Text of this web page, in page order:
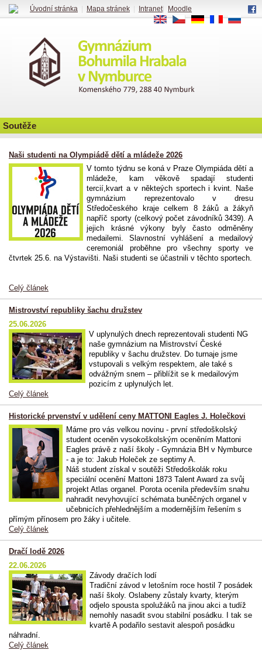
Soutěže
Naši studenti na Olympiádě dětí a mládeže 2026
V tomto týdnu se koná v Praze Olympiáda dětí a
mládeže, kam věkově spadají studenti
tercií,kvart a v někteých sportech i kvint. Naše
gymnázium reprezentovalo v dresu
Středočeského kraje celkem 8 žáků a žákyň
napříč sporty (celkový počet závodníků 3439). A
jejich krásné výkony byly často odměněny
medailemi. Slavnostní vyhlášení a medailový
ceremoniál proběhne pro všechny sporty ve
čtvrtek 25.6. na Výstavišti. Naši studenti se účastnili v těchto sportech.
Celý článek
Mistrovství republiky šachu družstev
25.06.2026
V uplynulých dnech reprezentovali studenti NG
naše gymnázium na Mistrovství České
republiky v šachu družstev. Do turnaje jsme
vstupovali s velkým respektem, ale také s
odvážným snem – přiblížit se k medailovým
pozicím z uplynulých let.
Celý článek
Historické prvenství v udělení ceny MATTONI Eagles J. Holečkovi
Máme pro vás velkou novinu - první středoškolský
student oceněn vysokoškolským oceněním Mattoni
Eagles právě z naší školy - Gymnázia BH v Nymburce
- a je to: Jakub Holeček ze septimy A.
Náš student získal v soutěži Středoškolák roku
speciální ocenění Mattoni 1873 Talent Award za svůj
projekt Atlas organel. Porota ocenila především snahu
nahradit nevyhovující schémata buněčných organel v
učebnicích přehlednějším a modernějším řešením s
přímým přínosem pro žáky i učitele.
Celý článek
Dračí lodě 2026
22.06.2026
Závody dračích lodí
Tradiční závod v letošním roce hostil 7 posádek
naší školy. Oslabeny zůstaly kvarty, kterým
odjelo spousta spolužáků na jinou akci a tudíž
nemohly nasadit svou stabilní posádku. I tak se
kvartě A podařilo sestavit alespoň posádku
náhradní.
Celý článek
Úvodní stránka Mapa stránek Intranet|
Moodle
EN
CS DE FR RU